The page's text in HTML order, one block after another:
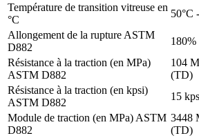
Température de transition vitreuse en
°C
50°C
Allongement de la rupture ASTM
D882
Résistance à la traction (en MPa)
ASTM D882
104
(TD)
Résistance à la traction (en kpsi)
ASTM D882
15
Module de traction (en MPa) ASTM
D882
3448
(TD)